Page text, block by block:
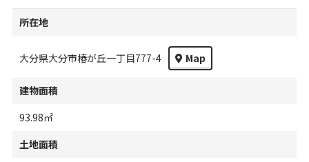
所在地
大分県大分市椿が丘一丁目777-4 Map
建物面積
93.98㎡
土地面積